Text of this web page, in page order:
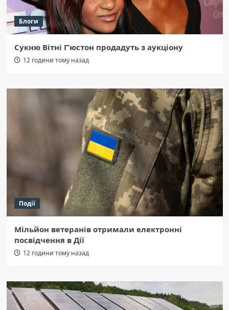
Блоги
Сукню Вітні Г’юстон продадуть з аукціону
12 години тому назад
Події
Мільйон ветеранів отримали електронні
посвідчення в Дії
12 години тому назад